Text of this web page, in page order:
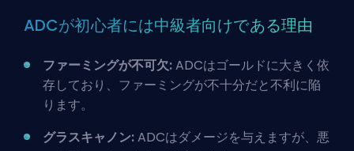
ADCが初心者には中級者向けである理由
ファーミングが不可欠:ADCはゴールドに大きく依
存しており、ファーミングが不十分だと不利に陥
ります。
グラスキャノン:ADCはダメージを与えますが、悪